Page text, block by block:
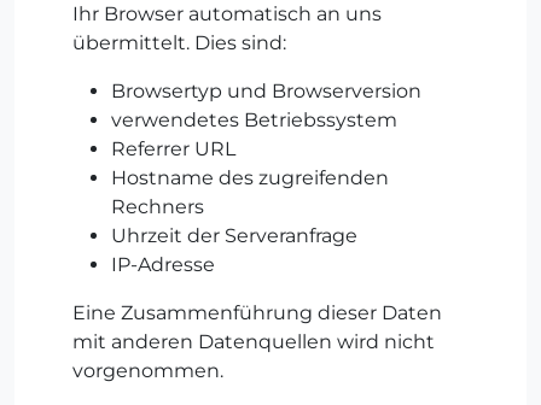
Ihr Browser automatisch an uns
übermittelt. Dies sind:
Browsertyp und Browserversion
verwendetes Betriebssystem
Referrer URL
Hostname des zugreifenden
Rechners
Uhrzeit der Serveranfrage
IP-Adresse
Eine Zusammenführung dieser Daten
mit anderen Datenquellen wird nicht
vorgenommen.